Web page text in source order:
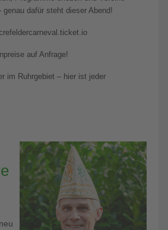
genau dafür steht dieser Abend!
auf Anfrage!
im Ruhrgebiet – hier ist jeder